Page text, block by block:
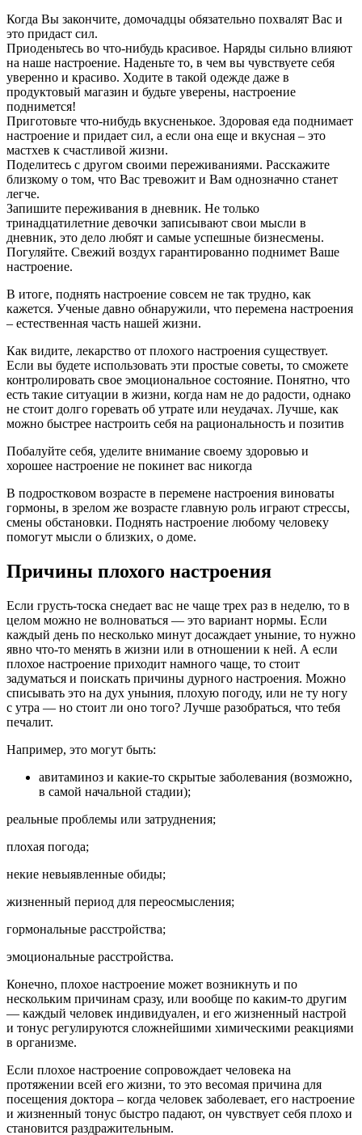
Когда Вы закончите, домочадцы обязательно похвалят Вас и
это придаст сил.
Приоденьтесь во что-нибудь красивое. Наряды сильно влияют
на наше настроение. Наденьте то, в чем вы чувствуете себя
уверенно и красиво. Ходите в такой одежде даже в
продуктовый магазин и будьте уверены, настроение
поднимется!
Приготовьте что-нибудь вкусненькое. Здоровая еда поднимает
настроение и придает сил, а если она еще и вкусная – это
мастхев к счастливой жизни.
Поделитесь с другом своими переживаниями. Расскажите
близкому о том, что Вас тревожит и Вам однозначно станет
легче.
Запишите переживания в дневник. Не только
тринадцатилетние девочки записывают свои мысли в
дневник, это дело любят и самые успешные бизнесмены.
Погуляйте. Свежий воздух гарантированно поднимет Ваше
настроение.
В итоге, поднять настроение совсем не так трудно, как
кажется. Ученые давно обнаружили, что перемена настроения
– естественная часть нашей жизни.
Как видите, лекарство от плохого настроения существует.
Если вы будете использовать эти простые советы, то сможете
контролировать свое эмоциональное состояние. Понятно, что
есть такие ситуации в жизни, когда нам не до радости, однако
не стоит долго горевать об утрате или неудачах. Лучше, как
можно быстрее настроить себя на рациональность и позитив
Побалуйте себя, уделите внимание своему здоровью и
хорошее настроение не покинет вас никогда
В подростковом возрасте в перемене настроения виноваты
гормоны, в зрелом же возрасте главную роль играют стрессы,
смены обстановки. Поднять настроение любому человеку
помогут мысли о близких, о доме.
Причины плохого настроения
Если грусть-тоска снедает вас не чаще трех раз в неделю, то в
целом можно не волноваться — это вариант нормы. Если
каждый день по несколько минут досаждает уныние, то нужно
явно что-то менять в жизни или в отношении к ней. А если
плохое настроение приходит намного чаще, то стоит
задуматься и поискать причины дурного настроения. Можно
списывать это на дух уныния, плохую погоду, или не ту ногу
с утра — но стоит ли оно того? Лучше разобраться, что тебя
печалит.
Например, это могут быть:
авитаминоз и какие-то скрытые заболевания (возможно,
в самой начальной стадии);
реальные проблемы или затруднения;
плохая погода;
некие невыявленные обиды;
жизненный период для переосмысления;
гормональные расстройства;
эмоциональные расстройства.
Конечно, плохое настроение может возникнуть и по
нескольким причинам сразу, или вообще по каким-то другим
— каждый человек индивидуален, и его жизненный настрой
и тонус регулируются сложнейшими химическими реакциями
в организме.
Если плохое настроение сопровождает человека на
протяжении всей его жизни, то это весомая причина для
посещения доктора – когда человек заболевает, его настроение
и жизненный тонус быстро падают, он чувствует себя плохо и
становится раздражительным.